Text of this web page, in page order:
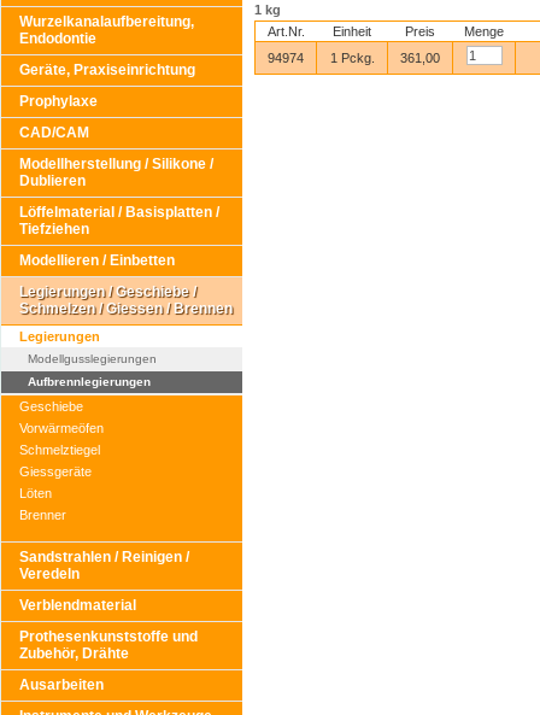
Wurzelkanalaufbereitung,
Endodontie
Geräte, Praxiseinrichtung
Prophylaxe
CAD/CAM
Modellherstellung / Silikone /
Dublieren
Löffelmaterial / Basisplatten /
Tiefziehen
Modellieren / Einbetten
Legierungen / Geschiebe /
Schmelzen / Giessen / Brennen
Legierungen
Modellgusslegierungen
Aufbrennlegierungen
Geschiebe
Vorwärmeöfen
Schmelztiegel
Giessgeräte
Löten
Brenner
Sandstrahlen / Reinigen /
Veredeln
Verblendmaterial
Prothesenkunststoffe und
Zubehör, Drähte
Ausarbeiten
1 kg
Art.Nr.
Einheit Preis
Menge
94974
1 Pckg. 361,00